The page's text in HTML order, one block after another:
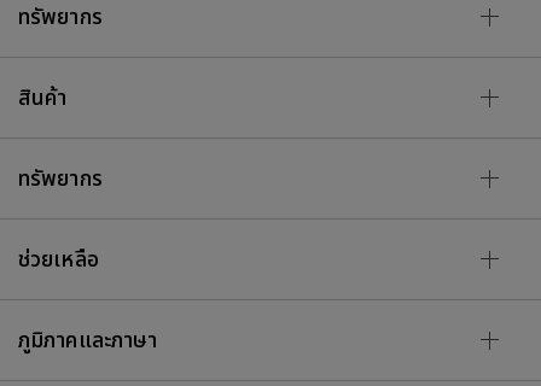
ทรัพยากร
สินค้า
ทรัพยากร
ช่วยเหลือ
ภูมิภาคและภาษา